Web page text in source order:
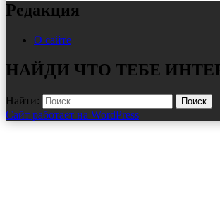
Редакция
О сайте
НАЙДИ ЧТО ТЕБЕ
Найти:
Сайт работает на WordPress